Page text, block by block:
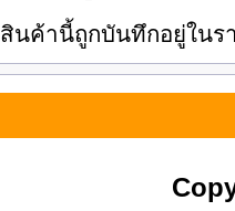
สินค้านี้ถูกบันทึกอยู่ในร